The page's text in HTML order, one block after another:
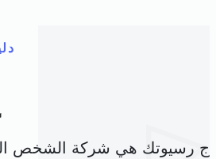
ج رسيوتك هي شركة الشخص